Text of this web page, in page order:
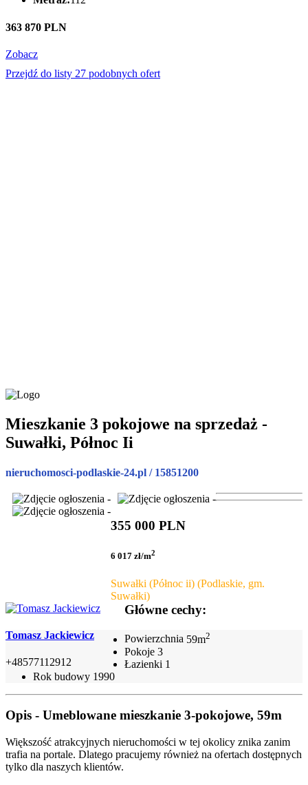
363 870 PLN
Zobacz
Przejdź do listy 27 podobnych ofert
Mieszkanie 3 pokojowe na sprzedaż -
Suwałki, Północ Ii
nieruchomosci-podlaskie-24.pl / 15851200
355 000 PLN
6 017 zł/m2
Suwałki (Północ ii) (Podlaskie, gm.
Suwałki)
Tomasz Jackiewicz
+48577112912
Główne cechy:
Powierzchnia 59m2
Pokoje 3
Łazienki 1
Rok budowy 1990
Opis - Umeblowane mieszkanie 3-pokojowe, 59m
Większość atrakcyjnych nieruchomości w tej okolicy znika zanim
trafia na portale. Dlatego pracujemy również na ofertach dostępnych
tylko dla naszych klientów.